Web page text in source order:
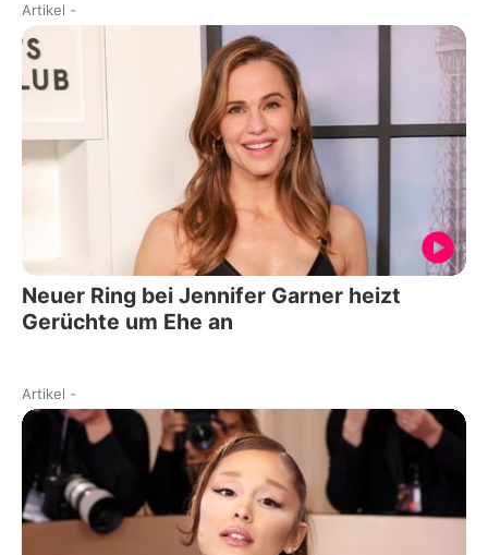
Artikel -
Neuer Ring bei Jennifer Garner heizt
Gerüchte um Ehe an
Artikel -